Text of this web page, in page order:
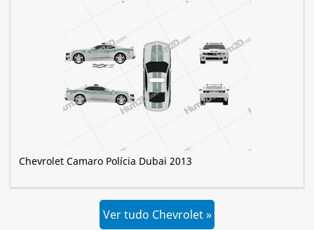
Chevrolet Camaro Polícia Dubai 2013
Ver tudo Chevrolet »